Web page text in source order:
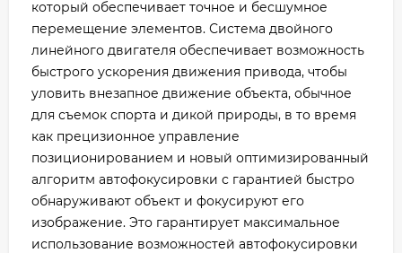
который обеспечивает точное и бесшумное
перемещение элементов. Система двойного
линейного двигателя обеспечивает возможность
быстрого ускорения движения привода, чтобы
уловить внезапное движение объекта, обычное
для съемок спорта и дикой природы, в то время
как прецизионное управление
позиционированием и новый оптимизированный
алгоритм автофокусировки с гарантией быстро
обнаруживают объект и фокусируют его
изображение. Это гарантирует максимальное
использование возможностей автофокусировки